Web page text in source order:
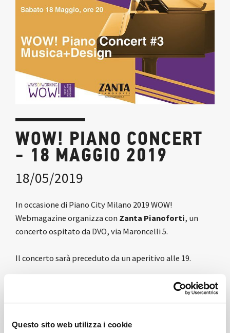
Questo sito web utilizza i cookie
WOW! PIANO CONCERT
- 18 MAGGIO 2019
18/05/2019
In occasione di Piano City Milano 2019 WOW!
Webmagazine organizza con Zanta Pianoforti, un
concerto ospitato da DVO, via Maroncelli 5.
Il concerto sarà preceduto da un aperitivo alle 19.
Valentino Veraldie
Enzo